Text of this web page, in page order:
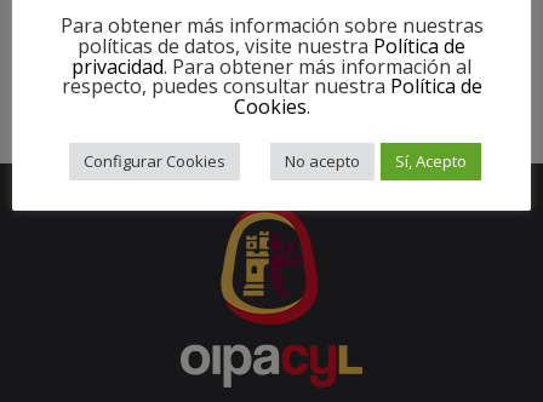
TAGGED UNDER: ARRANQUEPATATA,PATATA,PATATAS
Para obtener más información sobre nuestras
políticas de datos, visite nuestra Política de
privacidad. Para obtener más información al
respecto, puedes consultar nuestra Política de
Cookies.
Configurar Cookies No acepto Sí, Acepto